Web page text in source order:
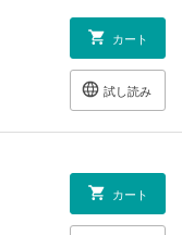
カート
試し読み
カート